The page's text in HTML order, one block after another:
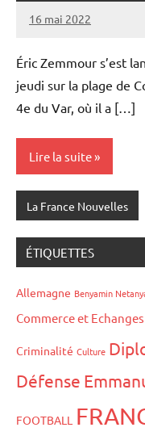
16 mai 2022
Admins
Éric Zemmour s’est
jeudi sur la plage de
4e du Var, où il a […]
Lire la suite
La France Nouvelles
ÉTIQUETTES
Allemagne Benyamin
Commerce et Echanges
Criminalité Culture
Défense
FOOTBALL